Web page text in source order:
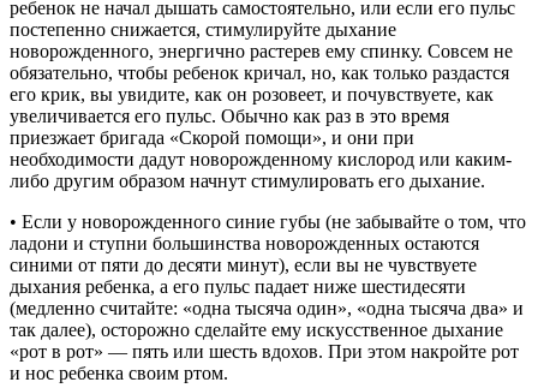
ребенок не начал дышать самостоятельно, или если его пульс
постепенно снижается, стимулируйте дыхание
новорожденного, энергично растерев ему спинку. Совсем не
обязательно, чтобы ребенок кричал, но, как только раздастся
его крик, вы увидите, как он розовеет, и почувствуете, как
увеличивается его пульс. Обычно как раз в это время
приезжает бригада «Скорой помощи», и они при
необходимости дадут новорожденному кислород или каким-
либо другим образом начнут стимулировать его дыхание.
• Если у новорожденного синие губы (не забывайте о том, что
ладони и ступни большинства новорожденных остаются
синими от пяти до десяти минут), если вы не чувствуете
дыхания ребенка, а его пульс падает ниже шестидесяти
(медленно считайте: «одна тысяча один», «одна тысяча два» и
так далее), осторожно сделайте ему искусственное дыхание
«рот в рот» — пять или шесть вдохов. При этом накройте рот
и нос ребенка своим ртом.